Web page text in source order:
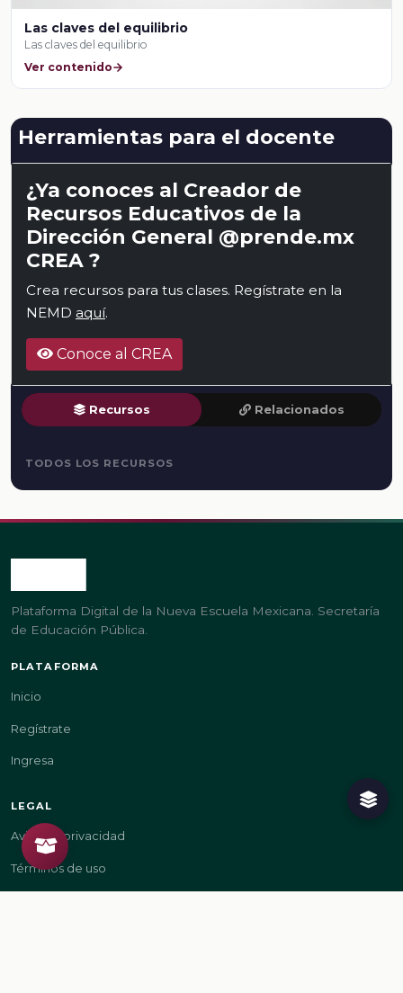
Las claves del equilibrio
Las claves del equilibrio
Ver contenido
Herramientas para el docente
¿Ya conoces al Creador de
Recursos Educativos de la
Dirección General @prende.mx
CREA ?
Crea recursos para tus clases. Regístrate en la
NEMD aquí.
Conoce al CREA
Recursos Relacionados
TODOS LOS RECURSOS
Plataforma Digital de la Nueva Escuela Mexicana. Secretaría
de Educación Pública.
PLATAFORMA
Inicio
Regístrate
Ingresa
LEGAL
Aviso de privacidad
Términos de uso